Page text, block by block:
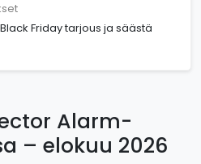
Friday tarjous ja säästä
Alarm-
– elokuu 2026